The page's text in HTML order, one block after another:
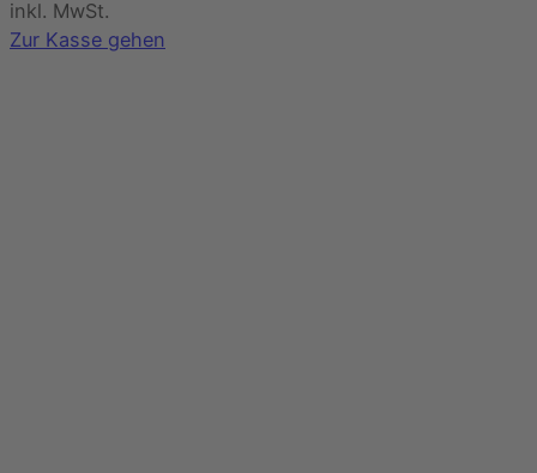
im
Warenkorb
inkl. MwSt.
Zur Kasse gehen